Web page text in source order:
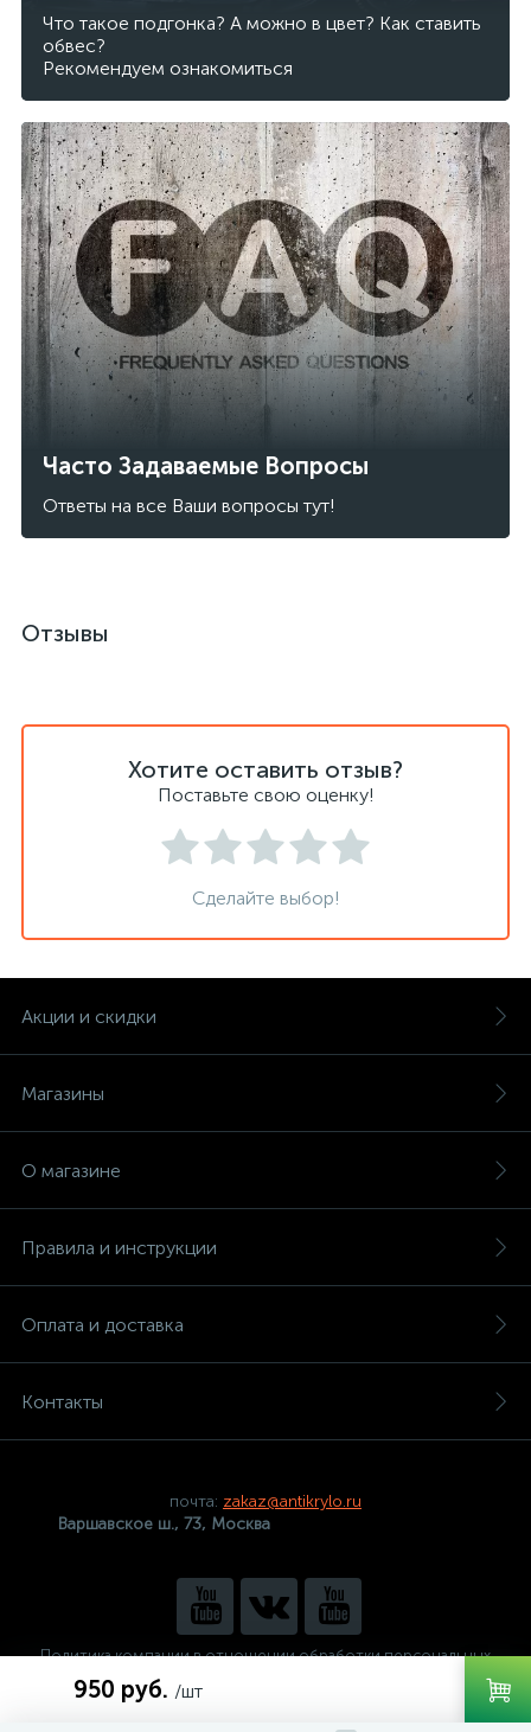
950 руб. /шт
Что такое подгонка? А можно в цвет? Как ставить
обвес?
Рекомендуем ознакомиться
Часто Задаваемые Вопросы
Ответы на все Ваши вопросы тут!
Отзывы
Хотите оставить отзыв?
Поставьте свою оценку!
Сделайте выбор!
Акции и скидки
Магазины
О магазине
Правила и инструкции
Оплата и доставка
Контакты
почта: zakaz@antikrylo.ru
Варшавское ш., 73, Москва
Политика компании в отношении обработки персональных